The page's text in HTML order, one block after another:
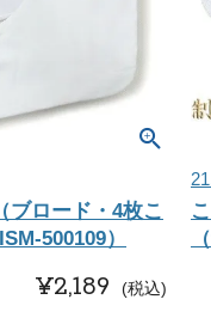
ブロード・4枚こ
500109）
¥2,189 税込